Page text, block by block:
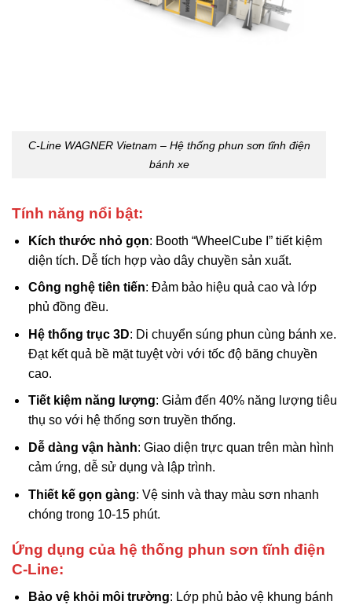
C-Line WAGNER Vietnam – Hệ thống phun sơn tĩnh điện
bánh xe
Tính năng nổi bật:
Kích thước nhỏ gọn: Booth “WheelCube I” tiết kiệm
diện tích. Dễ tích hợp vào dây chuyền sản xuất.
Công nghệ tiên tiến: Đảm bảo hiệu quả cao và lớp
phủ đồng đều.
Hệ thống trục 3D: Di chuyển súng phun cùng bánh xe.
Đạt kết quả bề mặt tuyệt vời với tốc độ băng chuyền
cao.
Tiết kiệm năng lượng: Giảm đến 40% năng lượng tiêu
thụ so với hệ thống sơn truyền thống.
Dễ dàng vận hành: Giao diện trực quan trên màn hình
cảm ứng, dễ sử dụng và lập trình.
Thiết kế gọn gàng: Vệ sinh và thay màu sơn nhanh
chóng trong 10-15 phút.
Ứng dụng của hệ thống phun sơn tĩnh điện
C-Line:
Bảo vệ khỏi môi trường: Lớp phủ bảo vệ khung bánh